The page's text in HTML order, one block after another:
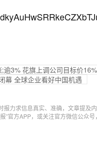
逾3% 花旗上调公司目标价16%
幕 全球企业看好中国机遇
报力求信息真实、准确，文章提及
”官方APP，或关注官方微信公众